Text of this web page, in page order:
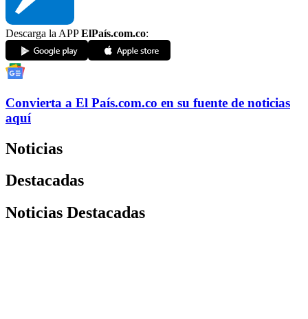
Descarga la APPElPaís.com.co:
Convierta a El País.com.co en su fuente de noticias
aquí
Noticias
Destacadas
Noticias Destacadas